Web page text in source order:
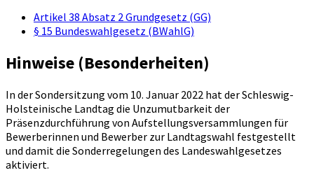
Artikel 38 Absatz 2 Grundgesetz (GG)
§ 15 Bundeswahlgesetz (BWahlG)
Hinweise (Besonderheiten)
In der Sondersitzung vom 10. Januar 2022 hat der Schleswig-
Holsteinische Landtag die Unzumutbarkeit der
Präsenzdurchführung von Aufstellungsversammlungen für
Bewerberinnen und Bewerber zur Landtagswahl festgestellt
und damit die Sonderregelungen des Landeswahlgesetzes
aktiviert.